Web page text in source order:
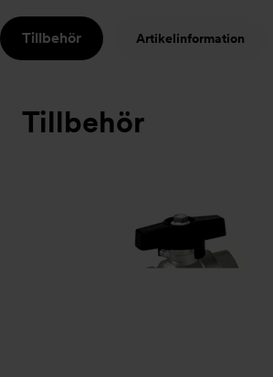
Tillbehör Artikelinformation
Tillbehör